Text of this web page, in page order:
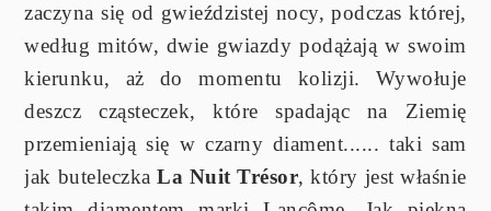
zaczyna się od gwieździstej nocy, podczas której,
według mitów, dwie gwiazdy podążają w swoim
kierunku, aż do momentu kolizji. Wywołuje
deszcz cząsteczek, które spadając na Ziemię
przemieniają się w czarny diament...... taki sam
jak buteleczkaLa Nuit Trésor, który jest właśnie